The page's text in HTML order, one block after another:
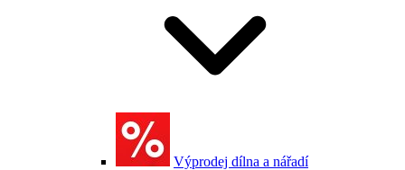
Výprodej dílna a nářadí